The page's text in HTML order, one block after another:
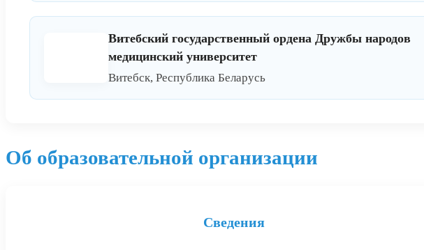
Витебский государственный ордена Дружбы народов
медицинский университет
Витебск, Республика Беларусь
Об образовательной организации
Сведения